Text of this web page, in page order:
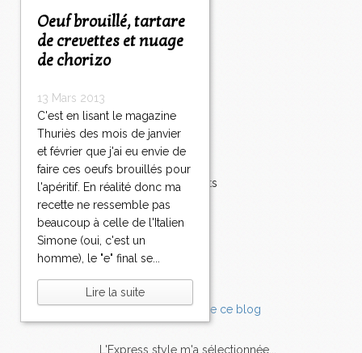
Oeuf brouillé, tartare
de crevettes et nuage
de chorizo
13 Mars 2013
C'est en lisant le magazine
Thuriès des mois de janvier
et février que j'ai eu envie de
faire ces oeufs brouillés pour
l'apéritif. En réalité donc ma
recette ne ressemble pas
beaucoup à celle de l'Italien
Simone (oui, c'est un
homme), le "e" final se...
Lire la suite
Apéritif
Fromage
Fruits
Soupe
Fêtes
Poisson
Accompagnements
Champignons
Chocolat
Tomates
Balade
L'Express style m'a sélectionnée...